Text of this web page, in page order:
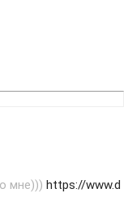
мне))) https://www.d